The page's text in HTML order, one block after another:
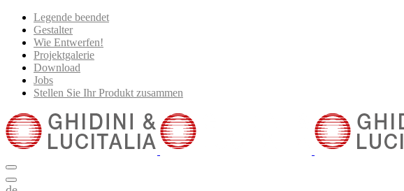
Legende beendet
Gestalter
Wie Entwerfen!
Projektgalerie
Download
Jobs
Stellen Sie Ihr Produkt zusammen